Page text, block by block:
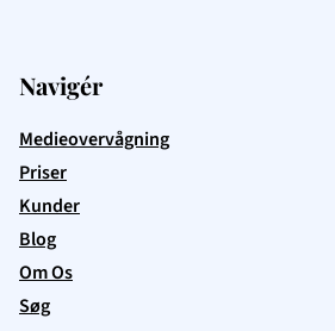
Navigér
Medieovervågning
Priser
Kunder
Blog
Om Os
Søg